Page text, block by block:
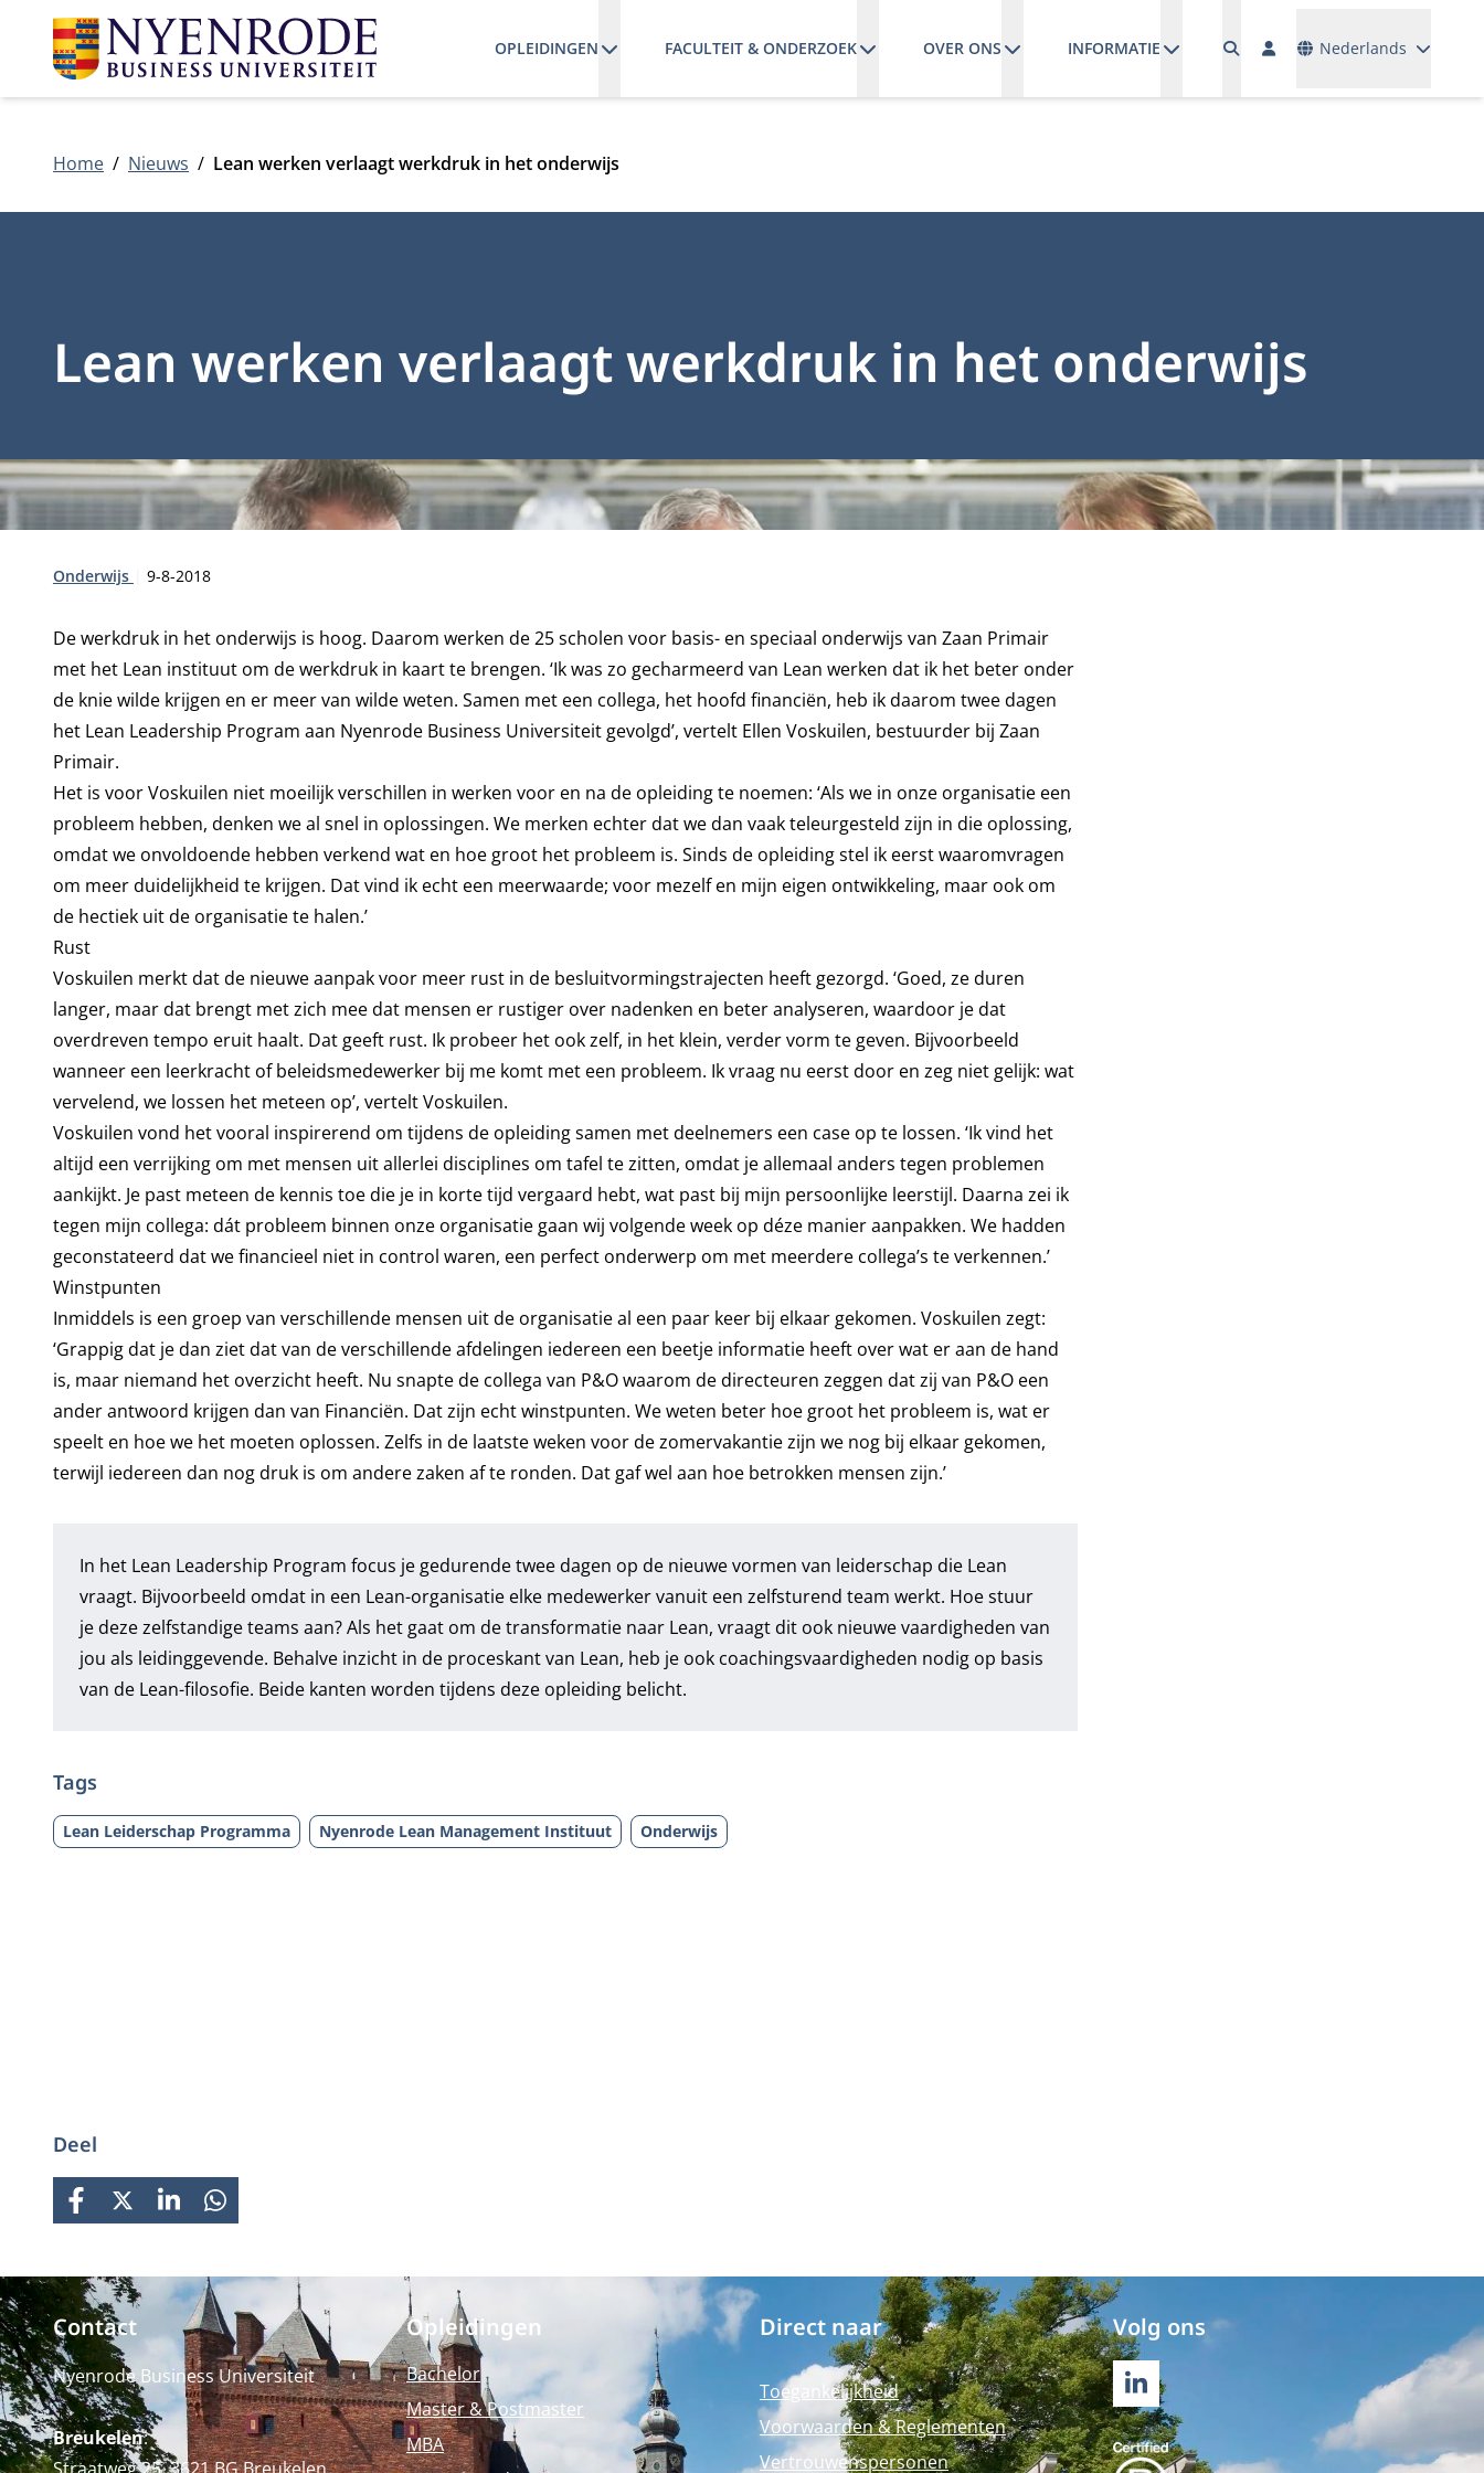
OPLEIDINGEN FACULTEIT & ONDERZOEK OVER ONS INFORMATIE Nederlands
Home Nieuws Lean werken verlaagt werkdruk in het onderwijs
Lean werken verlaagt werkdruk in het onderwijs
Type:
Onderwijs Publicatiedatum:
9-8-2018
De werkdruk in het onderwijs is hoog. Daarom werken de 25 scholen voor basis- en speciaal onderwijs van Zaan Primair
met het Lean instituut om de werkdruk in kaart te brengen. ‘Ik was zo gecharmeerd van Lean werken dat ik het beter onder
de knie wilde krijgen en er meer van wilde weten. Samen met een collega, het hoofd financiën, heb ik daarom twee dagen
het Lean Leadership Program aan Nyenrode Business Universiteit gevolgd’, vertelt Ellen Voskuilen, bestuurder bij Zaan
Primair.
Het is voor Voskuilen niet moeilijk verschillen in werken voor en na de opleiding te noemen: ‘Als we in onze organisatie een
probleem hebben, denken we al snel in oplossingen. We merken echter dat we dan vaak teleurgesteld zijn in die oplossing,
omdat we onvoldoende hebben verkend wat en hoe groot het probleem is. Sinds de opleiding stel ik eerst waaromvragen
om meer duidelijkheid te krijgen. Dat vind ik echt een meerwaarde; voor mezelf en mijn eigen ontwikkeling, maar ook om
de hectiek uit de organisatie te halen.’
Rust
Voskuilen merkt dat de nieuwe aanpak voor meer rust in de besluitvormingstrajecten heeft gezorgd. ‘Goed, ze duren
langer, maar dat brengt met zich mee dat mensen er rustiger over nadenken en beter analyseren, waardoor je dat
overdreven tempo eruit haalt. Dat geeft rust. Ik probeer het ook zelf, in het klein, verder vorm te geven. Bijvoorbeeld
wanneer een leerkracht of beleidsmedewerker bij me komt met een probleem. Ik vraag nu eerst door en zeg niet gelijk: wat
vervelend, we lossen het meteen op’, vertelt Voskuilen.
Voskuilen vond het vooral inspirerend om tijdens de opleiding samen met deelnemers een case op te lossen. ‘Ik vind het
altijd een verrijking om met mensen uit allerlei disciplines om tafel te zitten, omdat je allemaal anders tegen problemen
aankijkt. Je past meteen de kennis toe die je in korte tijd vergaard hebt, wat past bij mijn persoonlijke leerstijl. Daarna zei ik
tegen mijn collega: dát probleem binnen onze organisatie gaan wij volgende week op déze manier aanpakken. We hadden
geconstateerd dat we financieel niet in control waren, een perfect onderwerp om met meerdere collega’s te verkennen.’
Winstpunten
Inmiddels is een groep van verschillende mensen uit de organisatie al een paar keer bij elkaar gekomen. Voskuilen zegt:
‘Grappig dat je dan ziet dat van de verschillende afdelingen iedereen een beetje informatie heeft over wat er aan de hand
is, maar niemand het overzicht heeft. Nu snapte de collega van P&O waarom de directeuren zeggen dat zij van P&O een
ander antwoord krijgen dan van Financiën. Dat zijn echt winstpunten. We weten beter hoe groot het probleem is, wat er
speelt en hoe we het moeten oplossen. Zelfs in de laatste weken voor de zomervakantie zijn we nog bij elkaar gekomen,
terwijl iedereen dan nog druk is om andere zaken af te ronden. Dat gaf wel aan hoe betrokken mensen zijn.’
In het Lean Leadership Program focus je gedurende twee dagen op de nieuwe vormen van leiderschap die Lean
vraagt. Bijvoorbeeld omdat in een Lean-organisatie elke medewerker vanuit een zelfsturend team werkt. Hoe stuur
je deze zelfstandige teams aan? Als het gaat om de transformatie naar Lean, vraagt dit ook nieuwe vaardigheden van
jou als leidinggevende. Behalve inzicht in de proceskant van Lean, heb je ook coachingsvaardigheden nodig op basis
van de Lean-filosofie. Beide kanten worden tijdens deze opleiding belicht.
Tags
Lean Leiderschap Programma Nyenrode Lean Management Instituut Onderwijs
Deel
FACEBOOK
X LINKEDINWHATSAPP
Contact
Nyenrode Business Universiteit
Breukelen:
Opleidingen
Bachelor
Master & Postmaster
MBA
Direct naar
Toegankelijkheid
Voorwaarden & Reglementen
Vertrouwenspersonen
Volg ons
LINKEDIN